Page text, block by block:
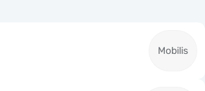
Mobilis